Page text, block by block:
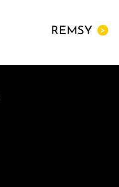
>
REMSY